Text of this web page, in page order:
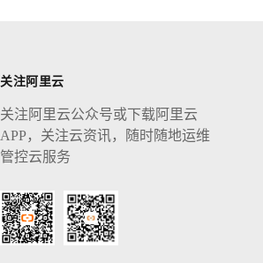
关注阿里云
关注阿里云公众号或下载阿里云
APP，关注云资讯，随时随地运维
管控云服务